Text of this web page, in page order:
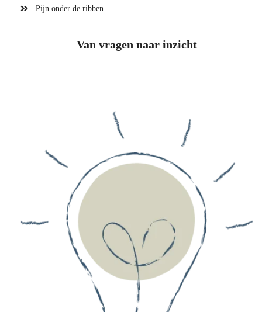
Pijn onder de ribben
Van vragen naar inzicht